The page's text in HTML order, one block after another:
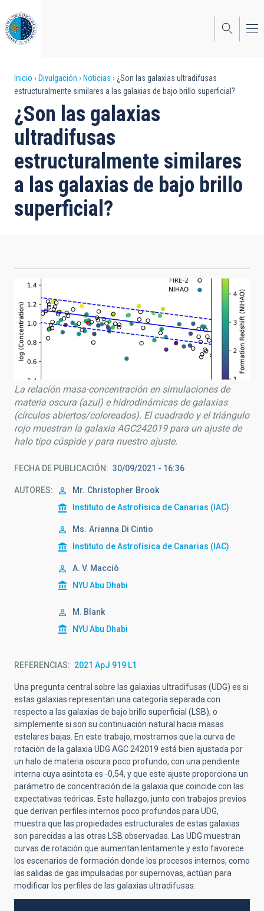
al
contenido
principal
Sobrescribir
enlaces
de
ayuda
a
la
navegación
Inicio Divulgación Noticias
¿Son las galaxias ultradifusas
estructuralmente similares a las galaxias de bajo brillo superficial?
¿Son las galaxias
ultradifusas
estructuralmente similares
a las galaxias de bajo brillo
superficial?
La relación masa-concentración en simulaciones de
materia oscura (azul) e hidrodinámicas de galaxias
(círculos abiertos/coloreados). El cuadrado y el triángulo
rojo muestran la galaxia AGC242019 para un ajuste de
halo tipo cúspide y para nuestro ajuste.
FECHA DE PUBLICACIÓN 30/09/2021 - 16:36
AUTORES Mr. Christopher Brook
Instituto de Astrofísica de Canarias (IAC)
Ms. Arianna Di Cintio
Instituto de Astrofísica de Canarias (IAC)
A. V. Macciò
NYU Abu Dhabi
M. Blank
NYU Abu Dhabi
REFERENCIAS 2021 ApJ 919 L1
Una pregunta central sobre las galaxias ultradifusas (UDG) es si
estas galaxias representan una categoría separada con
respecto a las galaxias de bajo brillo superficial (LSB), o
simplemente si son su continuación natural hacia masas
estelares bajas. En este trabajo, mostramos que la curva de
rotación de la galaxia UDG AGC 242019 está bien ajustada por
un halo de materia oscura poco profundo, con una pendiente
interna cuya asintota es -0,54, y que este ajuste proporciona un
parámetro de concentración de la galaxia que coincide con las
expectativas teóricas. Este hallazgo, junto con trabajos previos
que derivan perfiles internos poco profundos para UDG,
muestra que las propiedades estructurales de estas galaxias
son parecidas a las otras LSB observadas. Las UDG muestran
curvas de rotación que aumentan lentamente y esto favorece
los escenarios de formación donde los procesos internos, como
las salidas de gas impulsadas por supernovas, actúan para
modificar los perfiles de las galaxias ultradifusas.